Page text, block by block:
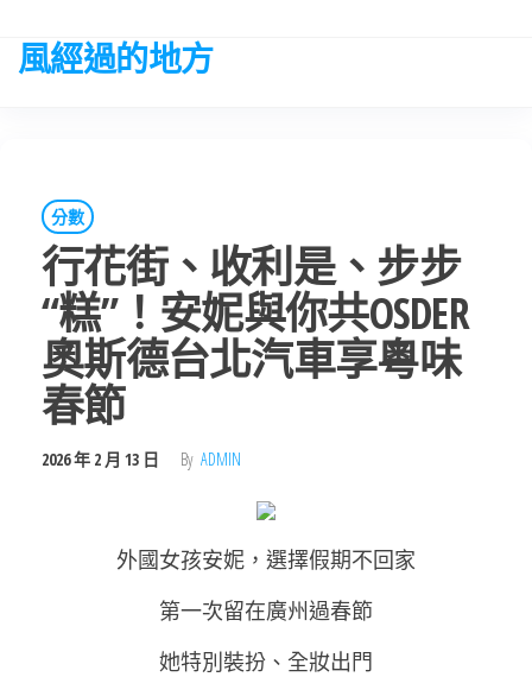
the
風經過的地方
分數
行花街、收利是、步步
“糕”！安妮與你共OSDER
奧斯德台北汽車享粵味
春節
2026 年 2 月 13 日 By ADMIN
外國女孩安妮，選擇假期不回家
第一次留在廣州過春節
她特別裝扮、全妝出門